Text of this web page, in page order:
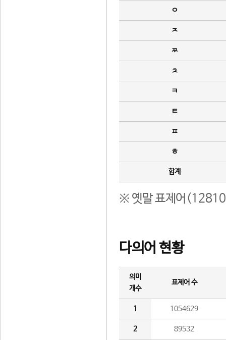
ㅇ
ㅈ
ㅉ
ㅊ
ㅋ
ㅌ
ㅍ
ㅎ
합계
※ 옛말 표제어(12810
다의어 현황
의미
개수
표제어 수
1 1054629
2 89532